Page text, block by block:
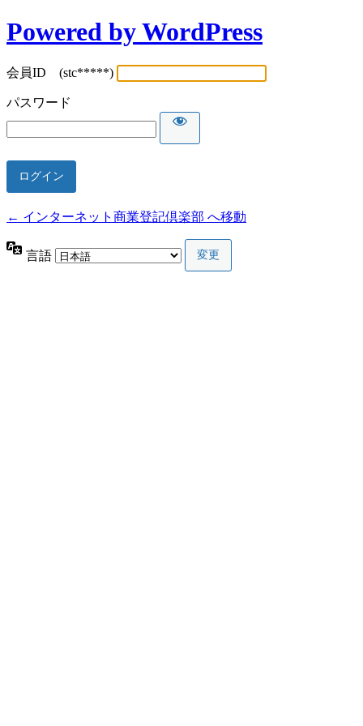
Powered by WordPress
会員ID (stc*****)
パスワード
← インターネット商業登記倶楽部 へ移動
言語